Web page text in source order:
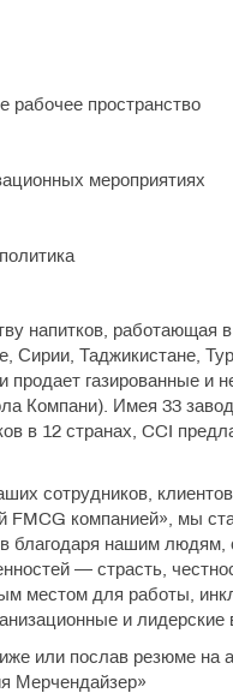
рабочее пространство
мероприятиях
напитков, работающая
Сирии, Таджикистане,
газированные и
Компани). Имея 33
в 12 странах, CCI
сотрудников,
компанией», мы
благодаря нашим
— страсть,
местом для работы,
и лидерские
или послав резюме на
Мерчендайзер»